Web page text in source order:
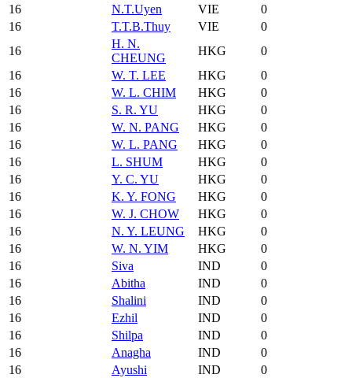
16 N.T.Uyen VIE
0
16
T.T.B.Thuy VIE
0
16
H. N.
CHEUNG
HKG
0
16
W. T. LEE HKG
0
16
W. L. CHIM HKG
0
16
S. R. YU HKG
0
16
W. N. PANG HKG
0
16
W. L. PANG HKG
0
16
L. SHUM HKG
0
16
Y. C. YU HKG
0
16
K. Y. FONG HKG
0
16
W. J. CHOW HKG
0
16
N. Y. LEUNG HKG
0
16
W. N. YIM HKG
0
16
Siva IND
0
16
Abitha IND
0
16
Shalini IND
0
16
Ezhil IND
0
16
Shilpa IND
0
16
Anagha IND
0
16
Ayushi IND
0